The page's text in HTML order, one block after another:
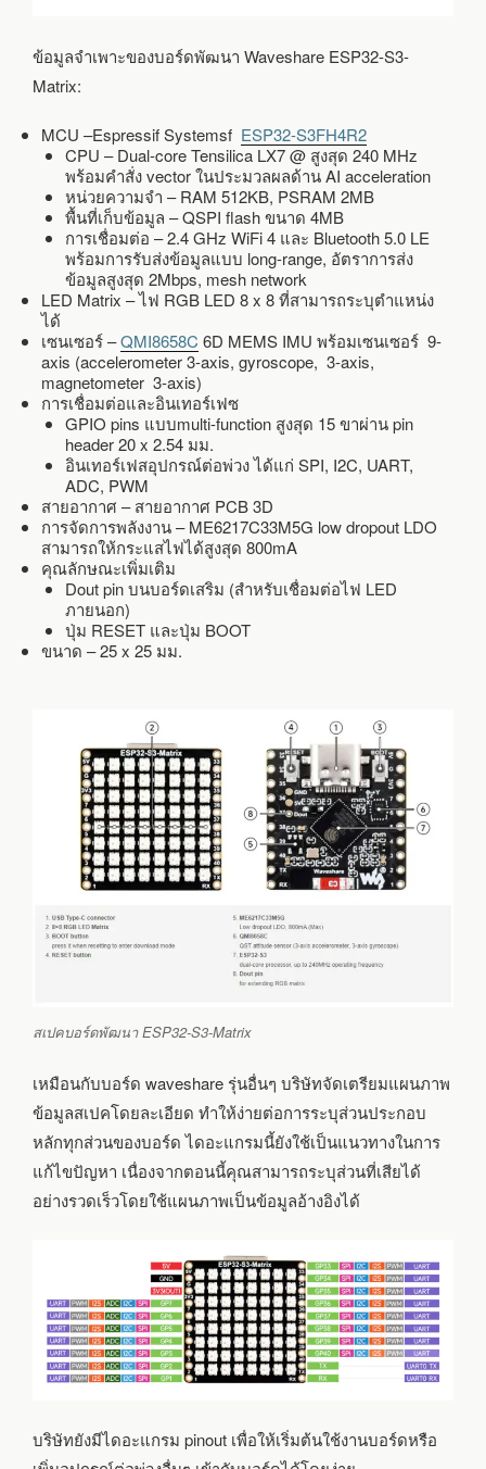
ข้อมูลจำเพาะของบอร์ดพัฒนา Waveshare ESP32-S3-
Matrix:
MCU –Espressif Systemsf ESP32-S3FH4R2
CPU – Dual-core Tensilica LX7 @ สูงสุด 240 MHz
พร้อมคำสั่ง vector ในประมวลผลด้าน AI acceleration
หน่วยความจำ – RAM 512KB, PSRAM 2MB
พื้นที่เก็บข้อมูล – QSPI flash ขนาด 4MB
การเชื่อมต่อ – 2.4 GHz WiFi 4 และ Bluetooth 5.0 LE
พร้อมการรับส่งข้อมูลแบบ long-range, อัตราการส่ง
ข้อมูลสูงสุด 2Mbps, mesh network
LED Matrix – ไฟ RGB LED 8 x 8 ที่สามารถระบุตำแหน่ง
ได้
เซนเซอร์ –QMI8658C 6D MEMS IMU พร้อมเซนเซอร์ 9-
axis (accelerometer 3-axis, gyroscope, 3-axis,
magnetometer 3-axis)
การเชื่อมต่อและอินเทอร์เฟซ
GPIO pins แบบmulti-function สูงสุด 15 ขาผ่าน pin
header 20 x 2.54 มม.
อินเทอร์เฟสอุปกรณ์ต่อพ่วง ได้แก่ SPI, I2C, UART,
ADC, PWM
สายอากาศ – สายอากาศ PCB 3D
การจัดการพลังงาน – ME6217C33M5G low dropout LDO
สามารถให้กระแสไฟได้สูงสุด 800mA
คุณลักษณะเพิ่มเติม
Dout pin บนบอร์ดเสริม (สำหรับเชื่อมต่อไฟ LED
ภายนอก)
ปุ่ม RESET และปุ่ม BOOT
ขนาด – 25 x 25 มม.
สเปคบอร์ดพัฒนา ESP32-S3-Matrix
เหมือนกับบอร์ด waveshare รุ่นอื่นๆ บริษัทจัดเตรียมแผนภาพ
ข้อมูลสเปคโดยละเอียด ทำให้ง่ายต่อการระบุส่วนประกอบ
หลักทุกส่วนของบอร์ด ไดอะแกรมนี้ยังใช้เป็นแนวทางในการ
แก้ไขปัญหา เนื่องจากตอนนี้คุณสามารถระบุส่วนที่เสียได้
อย่างรวดเร็วโดยใช้แผนภาพเป็นข้อมูลอ้างอิงได้
บริษัทยังมีไดอะแกรม pinout เพื่อให้เริ่มต้นใช้งานบอร์ดหรือ